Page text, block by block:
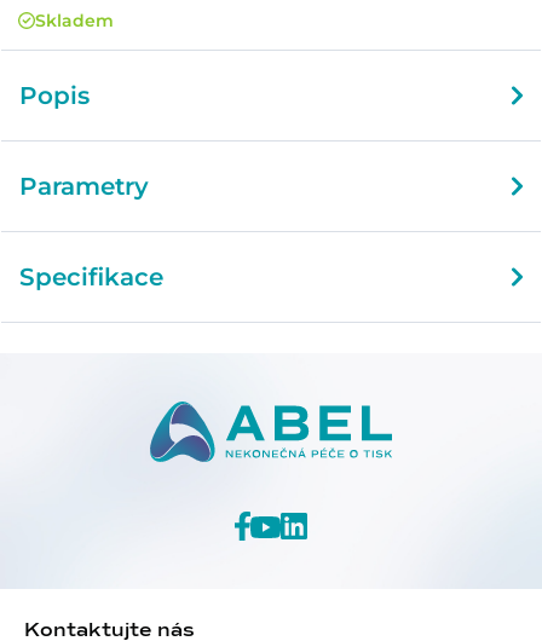
Skladem
Popis
Parametry
Specifikace
Kontaktujte nás